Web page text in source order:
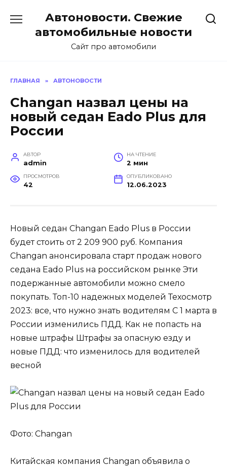
содержанию
Автоновости. Свежие
автомобильные новости
Сайт про автомобили
ГЛАВНАЯ » АВТОНОВОСТИ
Changan назвал цены на
новый седан Eado Plus для
России
АВТОР
admin
НА ЧТЕНИЕ
2 мин
ПРОСМОТРОВ
42
ОПУБЛИКОВАНО
12.06.2023
Новый седан Changan Eado Plus в России
будет стоить от 2 209 900 руб. Компания
Changan анонсировала старт продаж нового
седана Eado Plus на российском рынке Эти
подержанные автомобили можно смело
покупать. Топ-10 надежных моделей Техосмотр
2023: все, что нужно знать водителям С 1 марта в
России изменились ПДД. Как не попасть на
новые штрафы Штрафы за опасную езду и
новые ПДД: что изменилось для водителей
весной
Фото: Changan
Китайская компания Changan объявила о